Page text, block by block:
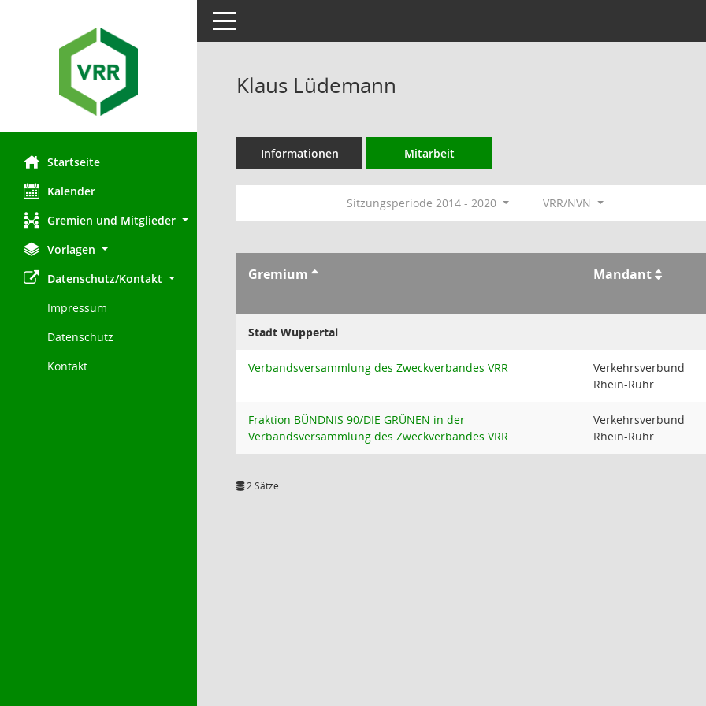
Startseite
Kalender
Gremien und Mitglieder
Vorlagen
Datenschutz/Kontakt
Impressum
Datenschutz
Kontakt
Toggle navigation
Klaus Lüdemann
Informationen Mitarbeit
Sitzungsperiode 2014 - 2020 VRR/NVN
Gremium Mandant
Stadt Wuppertal
Verbandsversammlung des Zweckverbandes VRR
Verkehrsverbund
Rhein-Ruhr
Fraktion BÜNDNIS 90/DIE GRÜNEN in der
Verbandsversammlung des Zweckverbandes VRR
Verkehrsverbund
Rhein-Ruhr
2 Sätze